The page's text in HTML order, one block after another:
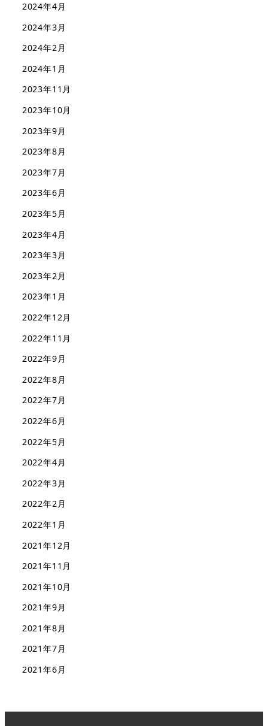
2024年4月
2024年3月
2024年2月
2024年1月
2023年11月
2023年10月
2023年9月
2023年8月
2023年7月
2023年6月
2023年5月
2023年4月
2023年3月
2023年2月
2023年1月
2022年12月
2022年11月
2022年9月
2022年8月
2022年7月
2022年6月
2022年5月
2022年4月
2022年3月
2022年2月
2022年1月
2021年12月
2021年11月
2021年10月
2021年9月
2021年8月
2021年7月
2021年6月